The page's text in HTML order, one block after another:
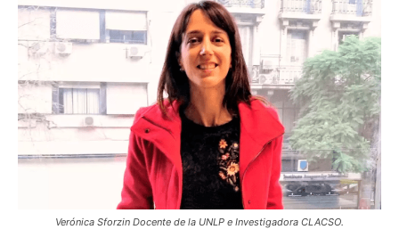
Verónica Sforzin Docente de la UNLP e Investigadora CLACSO.